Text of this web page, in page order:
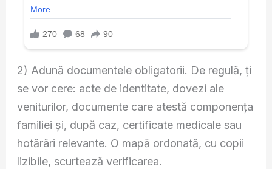
2) Adună documentele obligatorii. De regulă, ți
se vor cere: acte de identitate, dovezi ale
veniturilor, documente care atestă componența
familiei și, după caz, certificate medicale sau
hotărâri relevante. O mapă ordonată, cu copii
lizibile, scurtează verificarea.